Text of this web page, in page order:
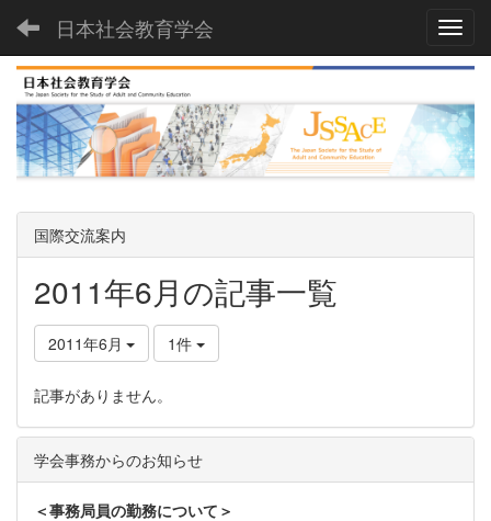
日本社会教育学会
国際交流案内
2011年6月の記事一覧
2011年6月 1件
記事がありません。
学会事務からのお知らせ
＜事務局員の勤務について＞